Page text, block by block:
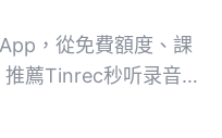
，從免費額度、課
薦Tinrec秒听录音，